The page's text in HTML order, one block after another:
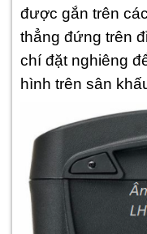
được gắn trên
thẳng đứng trên
chí đặt nghiêng
hình trên sân